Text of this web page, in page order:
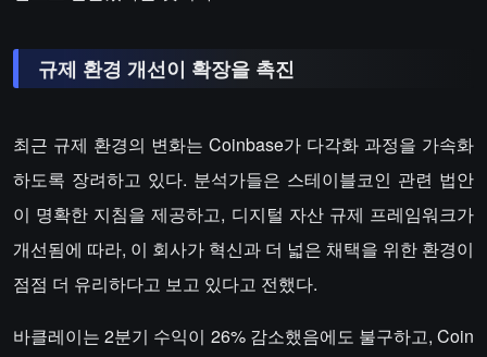
규제 환경 개선이 확장을 촉진
최근 규제 환경의 변화는 Coinbase가 다각화 과정을 가속화
하도록 장려하고 있다. 분석가들은 스테이블코인 관련 법안
이 명확한 지침을 제공하고, 디지털 자산 규제 프레임워크가
개선됨에 따라, 이 회사가 혁신과 더 넓은 채택을 위한 환경이
점점 더 유리하다고 보고 있다고 전했다.
바클레이는 2분기 수익이 26% 감소했음에도 불구하고, Coin